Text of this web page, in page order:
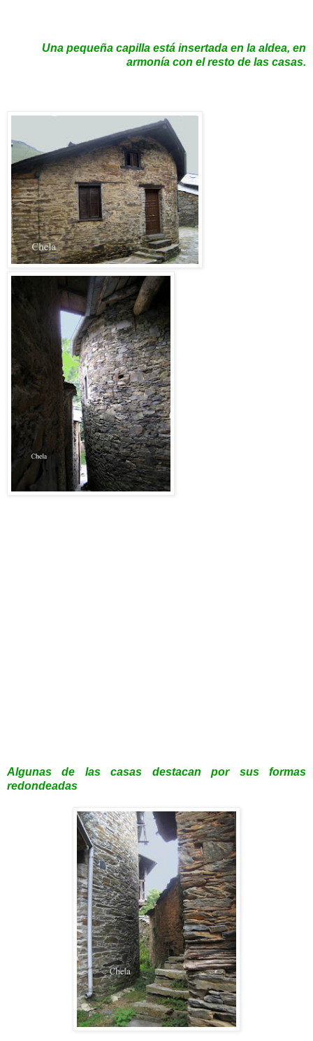
Una pequeña capilla está insertada en la aldea, en
armonía con el resto de las casas.
Algunas de las casas destacan por sus formas
redondeadas